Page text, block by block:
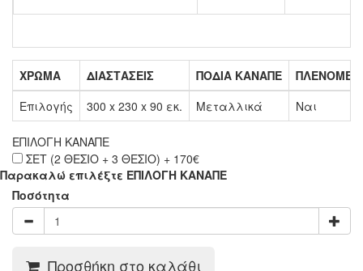
ΧΡΩΜΑ ΔΙΑΣΤΑΣΕΙΣ ΠΟΔΙΑ ΚΑΝΑΠΕ
Επιλογής
300 x 230 x 90 εκ. Μεταλλικά Ναι
ΕΠΙΛΟΓΗ ΚΑΝΑΠΕ
ΣΕΤ (2 ΘΕΣΙΟ + 3 ΘΕΣΙΟ) + 170€
Παρακαλώ επιλέξτε ΕΠΙΛΟΓΗ ΚΑΝΑΠΕ
Ποσότητα
Προσθήκη στο καλάθι